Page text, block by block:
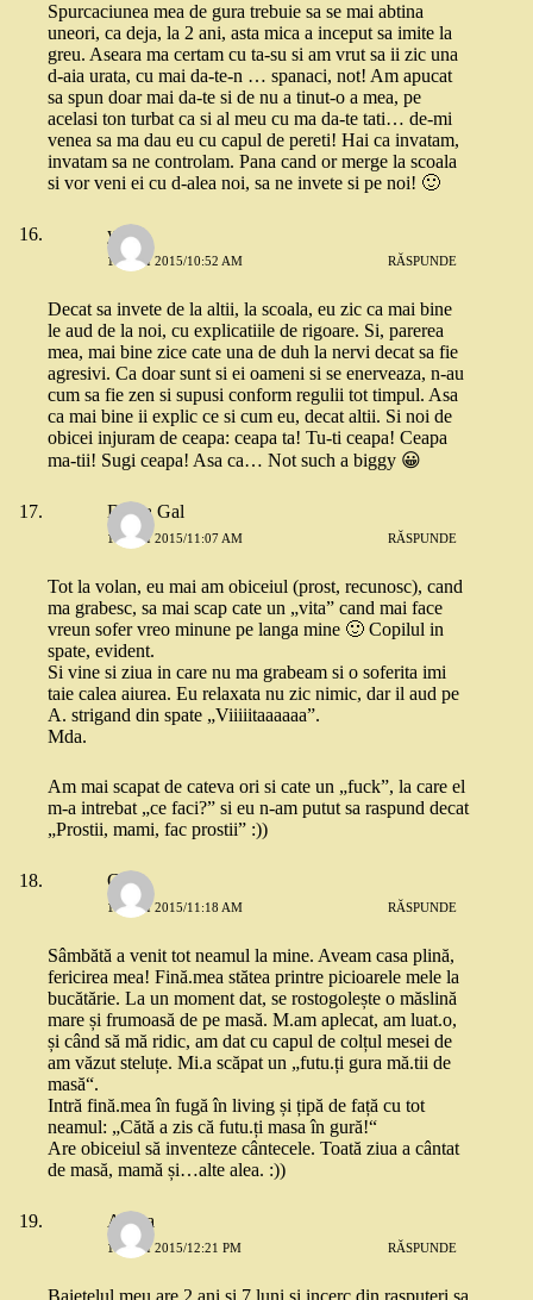
Spurcaciunea mea de gura trebuie sa se mai abtina
uneori, ca deja, la 2 ani, asta mica a inceput sa imite la
greu. Aseara ma certam cu ta-su si am vrut sa ii zic una
d-aia urata, cu mai da-te-n … spanaci, not! Am apucat
sa spun doar mai da-te si de nu a tinut-o a mea, pe
acelasi ton turbat ca si al meu cu ma da-te tati… de-mi
venea sa ma dau eu cu capul de pereti! Hai ca invatam,
invatam sa ne controlam. Pana cand or merge la scoala
si vor veni ei cu d-alea noi, sa ne invete si pe noi! 🙂
yoyo
18 MAI 2015/10:52 AM RĂSPUNDE
Decat sa invete de la altii, la scoala, eu zic ca mai bine
le aud de la noi, cu explicatiile de rigoare. Si, parerea
mea, mai bine zice cate una de duh la nervi decat sa fie
agresivi. Ca doar sunt si ei oameni si se enerveaza, n-au
cum sa fie zen si supusi conform regulii tot timpul. Asa
ca mai bine ii explic ce si cum eu, decat altii. Si noi de
obicei injuram de ceapa: ceapa ta! Tu-ti ceapa! Ceapa
ma-tii! Sugi ceapa! Asa ca… Not such a biggy 😀
Diana Gal
18 MAI 2015/11:07 AM RĂSPUNDE
Tot la volan, eu mai am obiceiul (prost, recunosc), cand
ma grabesc, sa mai scap cate un „vita” cand mai face
vreun sofer vreo minune pe langa mine 🙂 Copilul in
spate, evident.
Si vine si ziua in care nu ma grabeam si o soferita imi
taie calea aiurea. Eu relaxata nu zic nimic, dar il aud pe
A. strigand din spate „Viiiiitaaaaaa”.
Mda.
Am mai scapat de cateva ori si cate un „fuck”, la care el
m-a intrebat „ce faci?” si eu n-am putut sa raspund decat
„Prostii, mami, fac prostii” :))
Cătă
18 MAI 2015/11:18 AM RĂSPUNDE
Sâmbătă a venit tot neamul la mine. Aveam casa plină,
fericirea mea! Fină.mea stătea printre picioarele mele la
bucătărie. La un moment dat, se rostogolește o măslină
mare și frumoasă de pe masă. M.am aplecat, am luat.o,
și când să mă ridic, am dat cu capul de colțul mesei de
am văzut steluțe. Mi.a scăpat un „futu.ți gura mă.tii de
masă“.
Intră fină.mea în fugă în living și țipă de față cu tot
neamul: „Cătă a zis că futu.ți masa în gură!“
Are obiceiul să inventeze cântecele. Toată ziua a cântat
de masă, mamă și…alte alea. :))
Andra
18 MAI 2015/12:21 PM RĂSPUNDE